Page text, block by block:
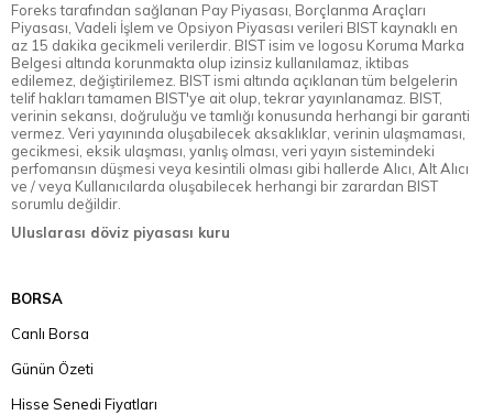
Foreks tarafından sağlanan Pay Piyasası, Borçlanma Araçları
Piyasası, Vadeli İşlem ve Opsiyon Piyasası verileri BIST kaynaklı en
az 15 dakika gecikmeli verilerdir. BIST isim ve logosu Koruma Marka
Belgesi altında korunmakta olup izinsiz kullanılamaz, iktibas
edilemez, değiştirilemez. BIST ismi altında açıklanan tüm belgelerin
telif hakları tamamen BIST'ye ait olup, tekrar yayınlanamaz. BIST,
verinin sekansı, doğruluğu ve tamlığı konusunda herhangi bir garanti
vermez. Veri yayınında oluşabilecek aksaklıklar, verinin ulaşmaması,
gecikmesi, eksik ulaşması, yanlış olması, veri yayın sistemindeki
perfomansın düşmesi veya kesintili olması gibi hallerde Alıcı, Alt Alıcı
ve / veya Kullanıcılarda oluşabilecek herhangi bir zarardan BIST
sorumlu değildir.
Uluslarası döviz piyasası kuru
BORSA
Canlı Borsa
Günün Özeti
Hisse Senedi Fiyatları